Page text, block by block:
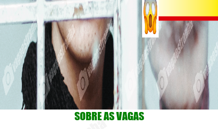
SOBRE AS VAGAS